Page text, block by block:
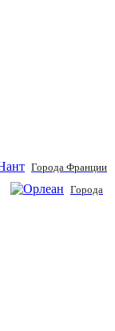
Города Франции
Города